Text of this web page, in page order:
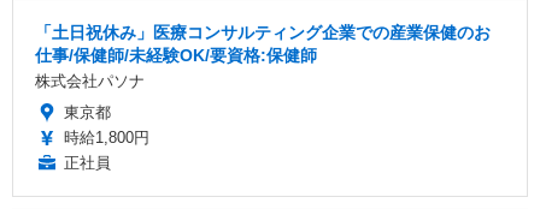
「土日祝休み」医療コンサルティング企業での産業保健のお
仕事/保健師/未経験OK/要資格:保健師
株式会社パソナ
東京都
時給1,800円
正社員